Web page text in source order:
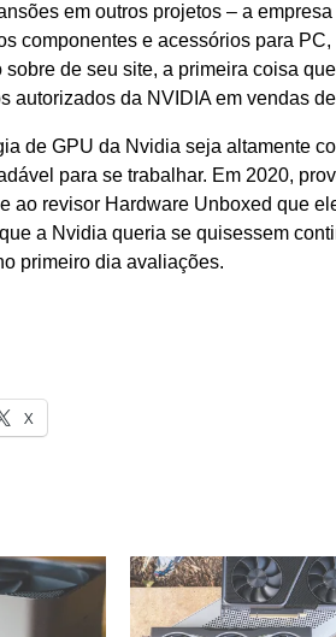
em outros projetos – a
componentes e acessórios para
de seu site, a primeira coisa
autorizados da NVIDIA em vendas
de GPU da Nvidia seja altamente
para se trabalhar. Em 2020,
ao revisor Hardware Unboxed que
a Nvidia queria se quisessem
primeiro dia avaliações.
X